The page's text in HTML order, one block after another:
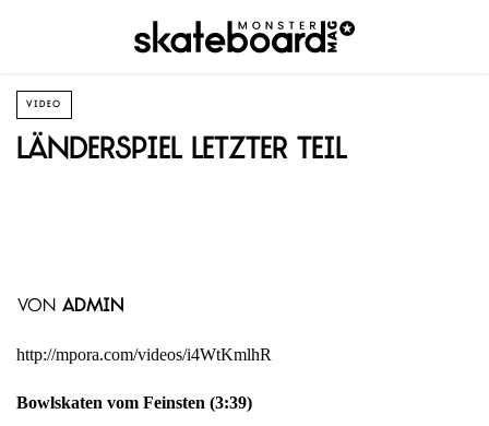
VIDEO
Länderspiel letzter Teil
von admin
http://mpora.com/videos/i4WtKmlhR
Bowlskaten vom Feinsten (3:39)